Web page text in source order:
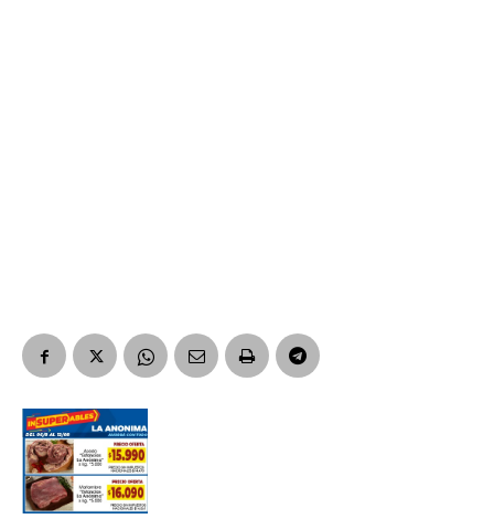
Nombre
Apellidos
Número de teléfono